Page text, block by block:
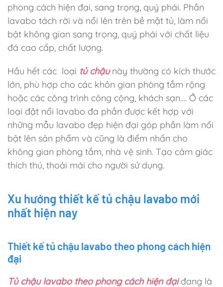
phong cách hiện đại, sang trọng, quý phái. Phần
lavabo tách rời và nổi lên trên bề mặt tủ, làm nổi
bật không gian sang trọng, quý phái với chất liệu
đá cao cấp, chất lượng.
Hầu hết các loại tủ chậunày thường có kích thước
lớn, phù hợp cho các khôn gian phòng tắm rộng
hoặc các công trình công cộng, khách sạn…. Ở các
loại đặt nổi lavabo đa phần được kết hợp với
những mẫu lavabo đẹp hiện đại góp phần làm nổi
bật lên sản phẩm và cũng là điểm nhấn cho
không gian phòng tắm, nhà vệ sinh. Tạo cảm giác
thích thú, thoải mái cho người sử dụng.
Xu hướng thiết kế tủ chậu lavabo mới
nhất hiện nay
Thiết kế tủ chậu lavabo theo phong cách hiện
đại
Tủ chậu lavabo theo phong cách hiện đạiđang là